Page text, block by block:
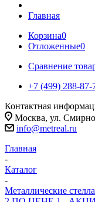
Главная
Корзина0
Отложенные0
Сравнение
+7 (499) 288-87-
Контактная
Москва, ул.
info@metreal.ru
Главная
-
Каталог
-
Металлические